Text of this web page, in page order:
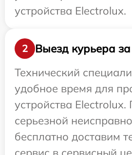
устройства Electrolux.
2
Выезд курьера
Технический
удобное время для
устройства Electrolux.
серьезной
бесплатно доставим